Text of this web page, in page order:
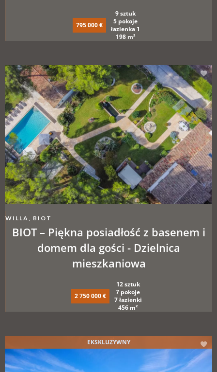
795 000 €
9 sztuk
5 pokoje
łazienka 1
198 m²
WILLA, BIOT
BIOT – Piękna posiadłość z basenem i
domem dla gości - Dzielnica
mieszkaniowa
2 750 000 €
12 sztuk
7 pokoje
7 łazienki
456 m²
EKSKLUZYWNY